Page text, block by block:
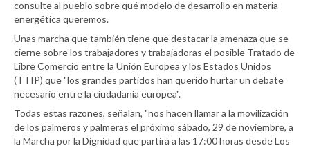
consulte al pueblo sobre qué modelo de desarrollo en materia
energética queremos.
Unas marcha que también tiene que destacar la amenaza que se
cierne sobre los trabajadores y trabajadoras el posible Tratado de
Libre Comercio entre la Unión Europea y los Estados Unidos
(TTIP) que "los grandes partidos han querido hurtar un debate
necesario entre la ciudadanía europea".
Todas estas razones, señalan, "nos hacen llamar a la movilización
de los palmeros y palmeras el próximo sábado, 29 de noviembre, a
la Marcha por la Dignidad que partirá a las 17:00 horas desde Los